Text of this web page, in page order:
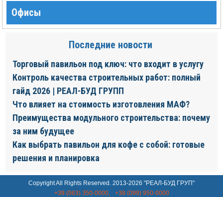
Офисы
Последние новости
Торговый павильон под ключ: что входит в услугу
Контроль качества строительных работ: полный
гайд 2026 | РЕАЛ-БУД ГРУПП
Что влияет на стоимость изготовления МАФ?
Преимущества модульного строительства: почему
за ним будущее
Как выбрать павильон для кофе с собой: готовые
решения и планировка
Copyright All Rights Reserved. 2013-2026 "РЕАЛ-БУД ГРУП"
+38 (063) 350-0000,
+38 (099) 950-0000